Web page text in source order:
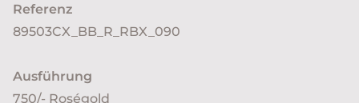
Referenz
89503CX_BB_R_RBX_090
Ausführung
750/- Roségold